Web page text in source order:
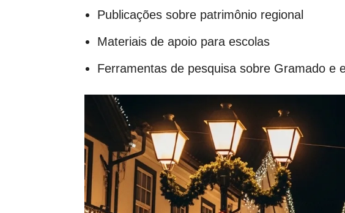
Publicações sobre patrimônio regional
Materiais de apoio para escolas
Ferramentas de pesquisa sobre Gramado e